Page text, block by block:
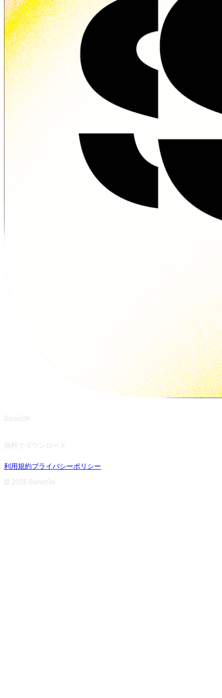
SonicOn
無料でダウンロード
利用規約プライバシーポリシー
© 2026 SonicOn